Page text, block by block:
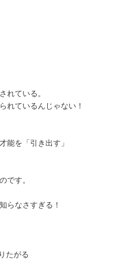
れている。
れているんじゃない！
能を「引き出す」
です。
らなさすぎる！
たがる